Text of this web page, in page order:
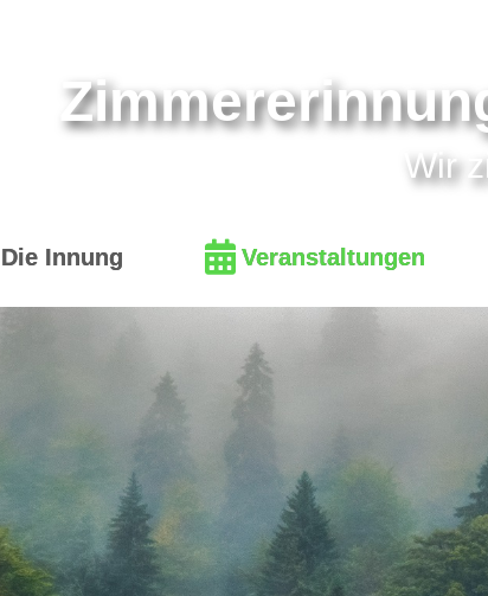
Wir
Die Innung Veranstaltungen